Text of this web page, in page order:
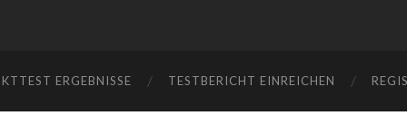
ERGEBNISSE TESTBERICHT EINREICHEN